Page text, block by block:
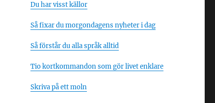
Du har visst källor
Så fixar du morgondagens nyheter i dag
Så förstår du alla språk alltid
Tio kortkommandon som gör livet enklare
Skriva på ett moln